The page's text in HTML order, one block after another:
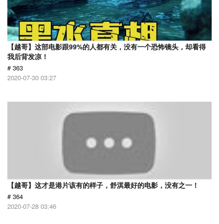
【越哥】这部电影跟99%的人都有关，没有一个恐怖镜头，却看得
我后背发凉！
# 363
2020-07-30 03:27
【越哥】这才是港片该有的样子，舒淇最好的电影，没有之一！
# 364
2020-07-28 03:46